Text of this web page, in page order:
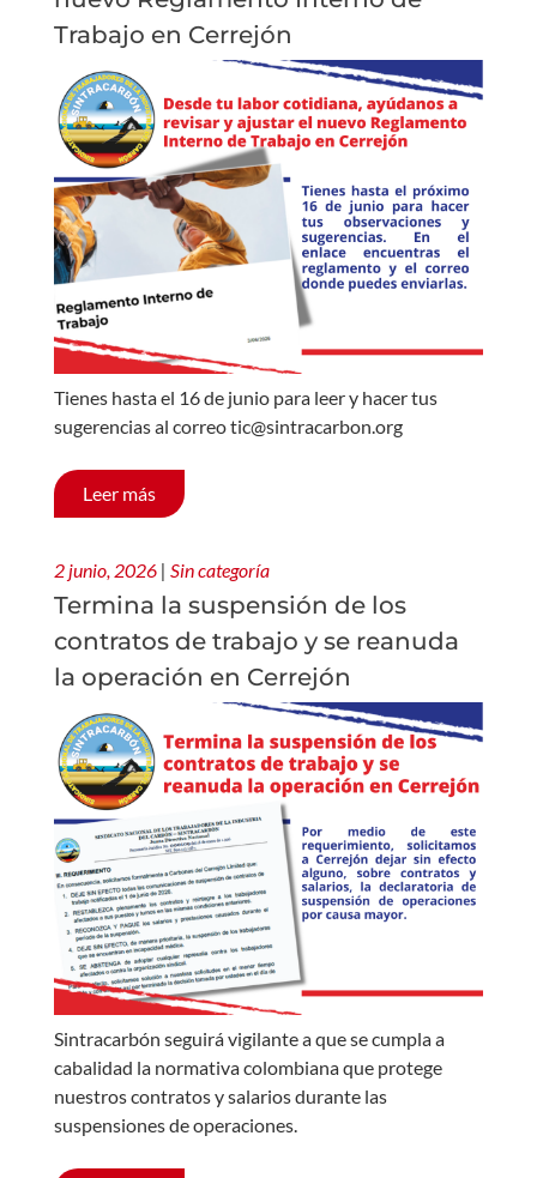
Trabajo en Cerrejón
Tienes hasta el 16 de junio para leer y hacer tus
sugerencias al correo tic@sintracarbon.org
Leer más
2 junio, 2026 | Sin categoría
Termina la suspensión de los
contratos de trabajo y se reanuda
la operación en Cerrejón
Sintracarbón seguirá vigilante a que se cumpla a
cabalidad la normativa colombiana que protege
nuestros contratos y salarios durante las
suspensiones de operaciones.